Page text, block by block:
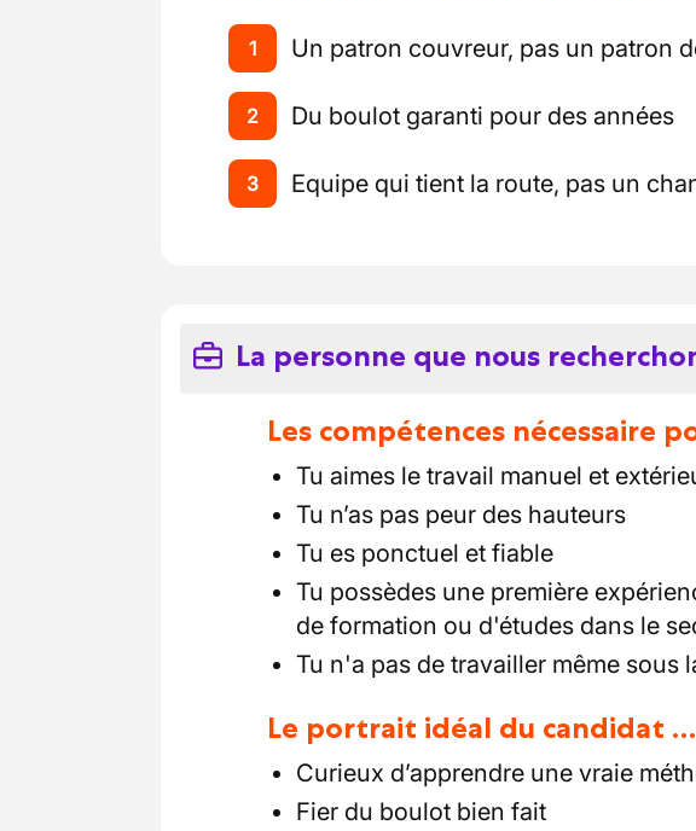
1 Un patron couvreur, pas un patron
2 Du boulot garanti pour des années
3 Equipe qui tient la route, pas un
La personne que nous
Les compétences nécessaire
Tu aimes le travail manuel et
Tu n’as pas peur des hauteurs
Tu es ponctuel et fiable
Tu possèdes une première
de formation ou d'études dans le
Tu n'a pas de travailler même sous
Le portrait idéal du candidat …
Curieux d’apprendre une vraie
Fier du boulot bien fait